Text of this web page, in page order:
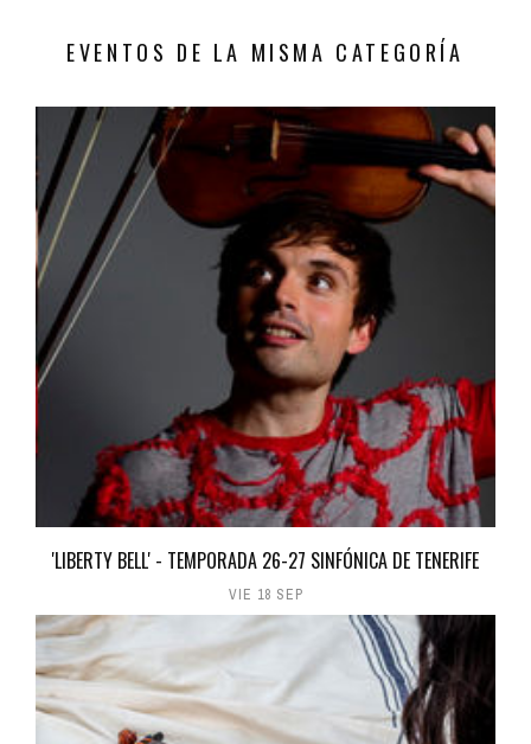
EVENTOS DE LA MISMA CATEGORÍA
'LIBERTY BELL' - TEMPORADA 26-27 SINFÓNICA DE TENERIFE
VIE 18 SEP